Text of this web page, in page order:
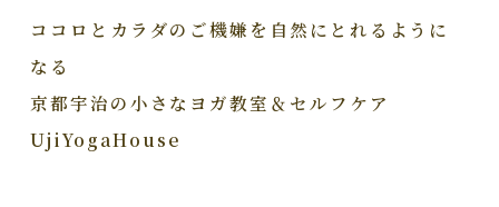
ココロとカラダのご機嫌を自然にとれるように
なる
京都宇治の小さなヨガ教室＆セルフケア
UjiYogaHouse